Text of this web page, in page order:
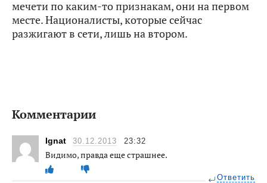
мечети по каким-то признакам, они на первом
месте. Националисты, которые сейчас
разжигают в сети, лишь на втором.
Комментарии
Ignat 30.12.2013 23:32
Видимо, правда еще страшнее.
Ответить